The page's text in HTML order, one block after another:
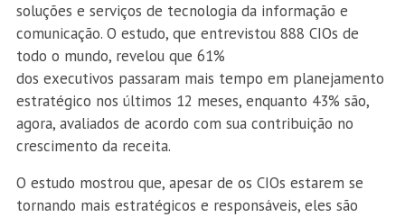
soluções e serviços de tecnologia da informação e
comunicação. O estudo, que entrevistou 888 CIOs de
todo o mundo, revelou que 61%
dos executivos passaram mais tempo em planejamento
estratégico nos últimos 12 meses, enquanto 43% são,
agora, avaliados de acordo com sua contribuição no
crescimento da receita.
O estudo mostrou que, apesar de os CIOs estarem se
tornando mais estratégicos e responsáveis, eles são